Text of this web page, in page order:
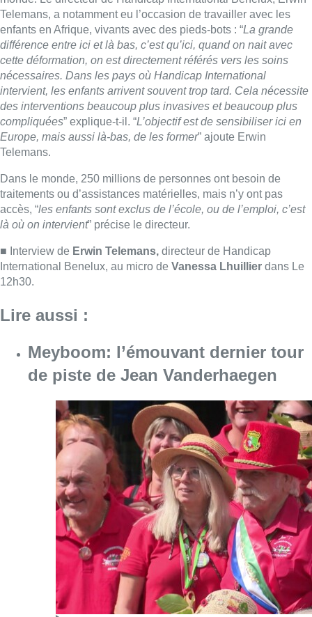
traitements ou d’assistances matérielles, mais n’y ont pas
accès, “les enfants sont exclus de l’école, ou de l’emploi, c’est
là où on intervient” précise le directeur.
■ Interview deErwin Telemans,directeur de Handicap
International Benelux, au micro deVanessa Lhuillierdans Le
12h30.
Lire aussi :
de piste de Jean Vanderhaegen
09 août 2026Consulter l'article "Meyboom: l’émouvant
Collision entre trois véhicules à
Uccle, deux conducteurs
transportés à l’hôpital